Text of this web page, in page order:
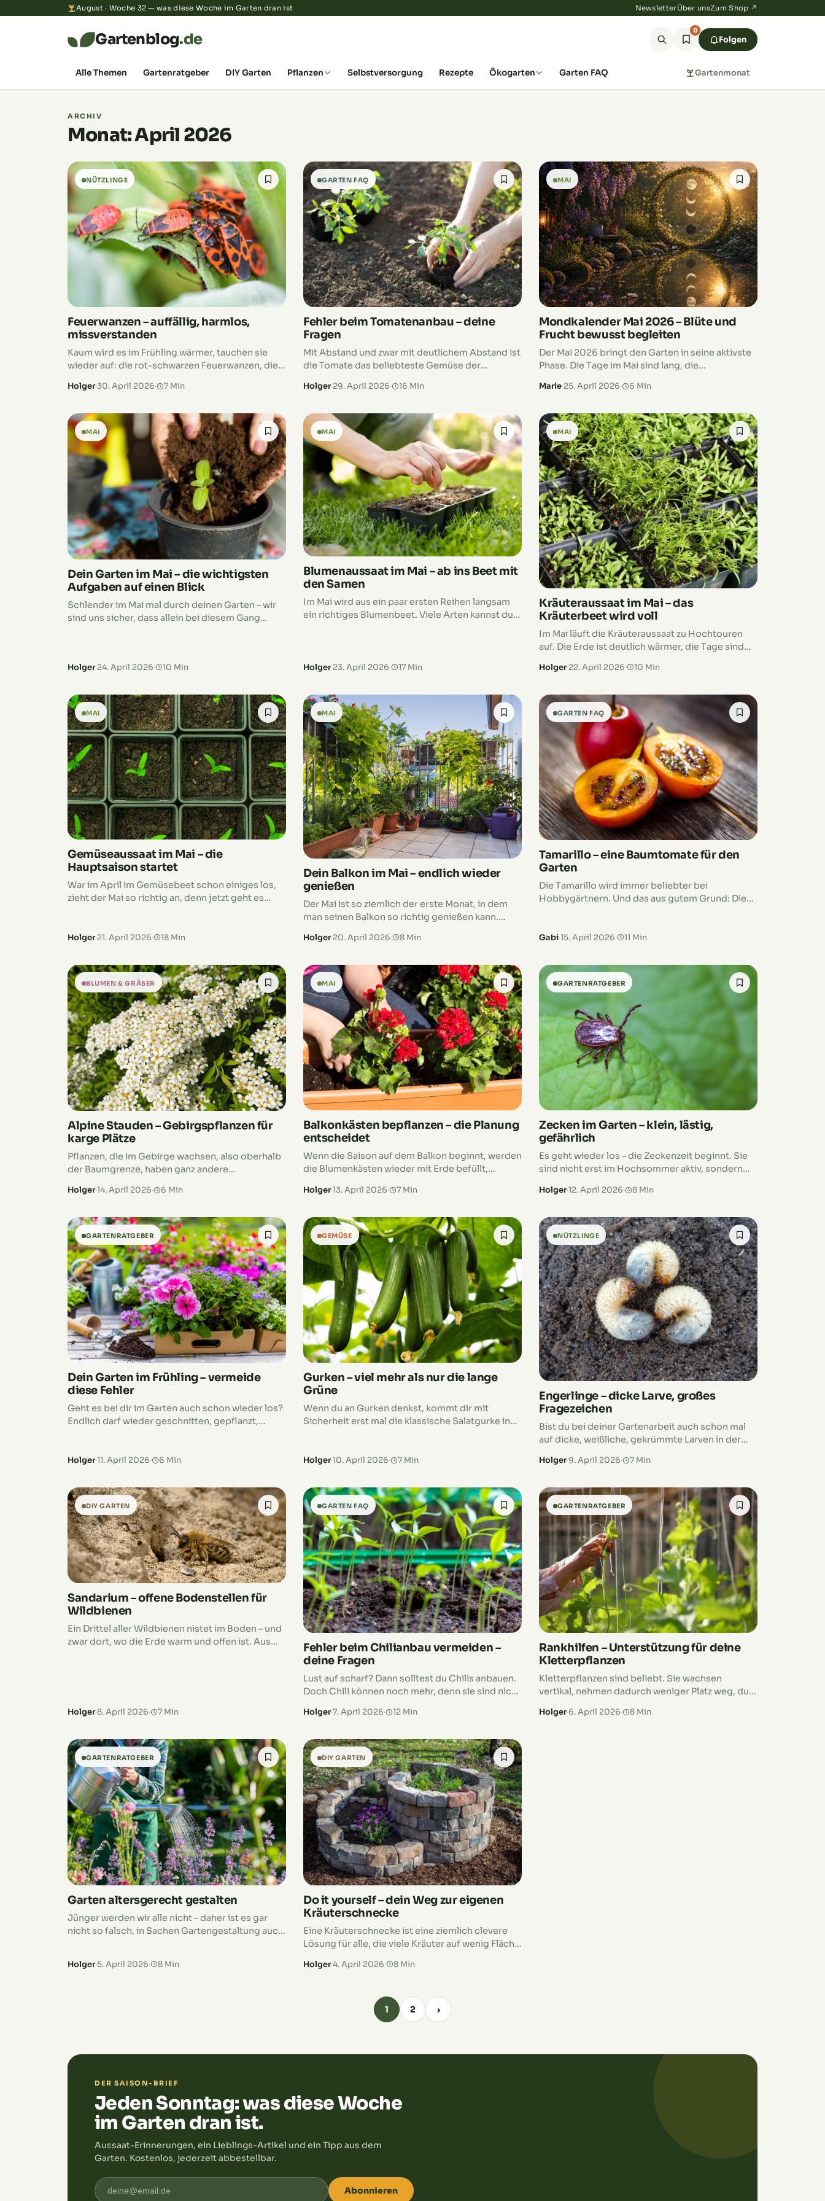
August · Woche 32 — was diese Woche im Garten dran ist NewsletterÜber unsZum Shop ↗
Gartenblog.de 0
Folgen
Alle Themen Gartenratgeber DIY Garten Pflanzen Selbstversorgung Rezepte Ökogarten Garten FAQ Gartenmonat
ARCHIV
Monat: April 2026
NÜTZLINGE
Feuerwanzen – auffällig, harmlos,
missverstanden
Kaum wird es im Frühling wärmer, tauchen sie
wieder auf: die rot-schwarzen Feuerwanzen, die
an Mauern, unter Linden, an Stockrosen oder…
Holger·30. April 2026· 7 Min
GARTEN FAQ
Fehler beim Tomatenanbau – deine
Fragen
Mit Abstand und zwar mit deutlichem Abstand ist
die Tomate das beliebteste Gemüse der
jährlich 27 Kilogramm Tomaten. Mit 10
Holger·29. April 2026· 16 Min
MAI
Mondkalender Mai 2026 – Blüte und
Frucht bewusst begleiten
Der Mai 2026 bringt den Garten in seine aktivste
Phase. Die Tage im Mai sind lang, die
entwickeln sich jetzt sichtbar weiter. Blüten…
Marie·25. April 2026· 6 Min
MAI
Dein Garten im Mai – die wichtigsten
Aufgaben auf einen Blick
Schlender im Mai mal durch deinen Garten – wir
sind uns sicher, dass allein bei diesem Gang
Holger·24. April 2026· 10 Min
MAI
Blumenaussaat im Mai – ab ins Beet mit
den Samen
Im Mai wird aus ein paar ersten Reihen langsam
ein richtiges Blumenbeet. Viele Arten kannst du
Holger·23. April 2026· 17 Min
MAI
Kräuteraussaat im Mai – das
Kräuterbeet wird voll
Im Mai läuft die Kräuteraussaat zu Hochtouren
auf. Die Erde ist deutlich wärmer, die Tage sind
Töpfe oder in…
Holger·22. April 2026· 10 Min
MAI
Gemüseaussaat im Mai – die
Hauptsaison startet
War im April im Gemüsebeet schon einiges los,
zieht der Mai so richtig an, denn jetzt geht es
Holger·21. April 2026· 18 Min
MAI
Dein Balkon im Mai – endlich wieder
genießen
Der Mai ist so ziemlich der erste Monat, in dem
man seinen Balkon so richtig genießen kann.
kann, sieht man…
Holger·20. April 2026· 8 Min
GARTEN FAQ
Tamarillo – eine Baumtomate für den
Garten
Die Tamarillo wird immer beliebter bei
Hobbygärtnern. Und das aus gutem Grund: Die
für deine Küche.…
Gabi·15. April 2026· 11 Min
BLUMEN & GRÄSER
Alpine Stauden – Gebirgspflanzen für
karge Plätze
Pflanzen, die im Gebirge wachsen, also oberhalb
der Baumgrenze, haben ganz andere
heimisch sind. Das bedeutet aber nicht, dass sie
Holger·14. April 2026· 6 Min
MAI
Balkonkästen bepflanzen – die Planung
entscheidet
Wenn die Saison auf dem Balkon beginnt, werden
die Blumenkästen wieder mit Erde befüllt,
eine üppige Blütenpracht kann aber schon…
Holger·13. April 2026· 7 Min
GARTENRATGEBER
Zecken im Garten – klein, lästig,
gefährlich
Es geht wieder los – die Zeckenzeit beginnt. Sie
sind nicht erst im Hochsommer aktiv, sondern
gehören Zecken zu den Dingen…
Holger·12. April 2026· 8 Min
GARTENRATGEBER
Dein Garten im Frühling – vermeide
diese Fehler
Geht es bei dir im Garten auch schon wieder los?
Endlich darf wieder geschnitten, gepflanzt,
Holger·11. April 2026· 6 Min
GEMÜSE
Gurken – viel mehr als nur die lange
Grüne
Wenn du an Gurken denkst, kommt dir mit
Sicherheit erst mal die klassische Salatgurke in
Holger·10. April 2026· 7 Min
NÜTZLINGE
Engerlinge – dicke Larve, großes
Fragezeichen
Bist du bei deiner Gartenarbeit auch schon mal
auf dicke, weißliche, gekrümmte Larven in der
ist? Hast du sie am…
Holger·9. April 2026· 7 Min
DIY GARTEN
Sandarium – offene Bodenstellen für
Wildbienen
Ein Drittel aller Wildbienen nistet im Boden – und
zwar dort, wo die Erde warm und offen ist. Aus
Holger·8. April 2026· 7 Min
GARTEN FAQ
Fehler beim Chilianbau vermeiden –
deine Fragen
Lust auf scharf? Dann solltest du Chilis anbauen.
Doch Chili können noch mehr, denn sie sind nicht
sein. In jedem…
Holger·7. April 2026· 12 Min
GARTENRATGEBER
Rankhilfen – Unterstützung für deine
Kletterpflanzen
Kletterpflanzen sind beliebt. Sie wachsen
vertikal, nehmen dadurch weniger Platz weg, du
kleinen Balkonen oder Terrassen und hast in
Holger·6. April 2026· 8 Min
GARTENRATGEBER
Garten altersgerecht gestalten
Jünger werden wir alle nicht – daher ist es gar
nicht so falsch, in Sachen Gartengestaltung auch
Holger·5. April 2026· 8 Min
DIY GARTEN
Do it yourself – dein Weg zur eigenen
Kräuterschnecke
Eine Kräuterschnecke ist eine ziemlich clevere
Lösung für alle, die viele Kräuter auf wenig Fläche
solche Konstruktion schon einmal gesehen: Die
Holger·4. April 2026· 8 Min
1 2 ›
DER SAISON-BRIEF
Jeden Sonntag: was diese Woche
im Garten dran ist.
Aussaat-Erinnerungen, ein Lieblings-Artikel und ein Tipp aus dem
Garten. Kostenlos, jederzeit abbestellbar.
Abonnieren